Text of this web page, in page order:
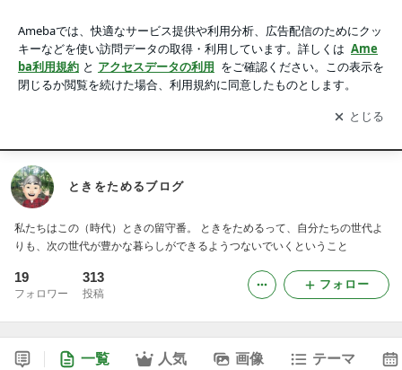
アプリをダウンロードして ブログの更新通知
を受け取りまし
ょう。
開く
ときをためるブログ
私たちはこの（時代）ときの留守番。 ときをためるって、自分たちの世代よ
りも、次の世代が豊かな暮らしができるようつないでいくということ
19
フォロワー
313
投稿
フォロー
一覧 人気 画像 テーマ